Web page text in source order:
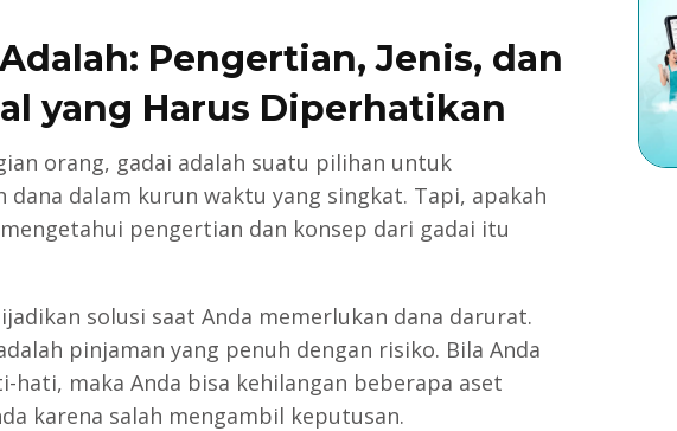
Pengertian, Jenis, dan
yang Harus Diperhatikan
orang, gadai adalah suatu pilihan untuk
dana dalam kurun waktu yang singkat. Tapi, apakah
pengertian dan konsep dari gadai itu
solusi saat Anda memerlukan dana darurat.
pinjaman yang penuh dengan risiko. Bila Anda
hati, maka Anda bisa kehilangan beberapa aset
karena salah mengambil keputusan.